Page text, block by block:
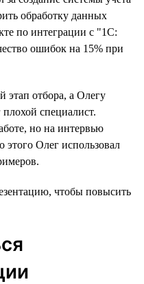
обработку данных
по интеграции с "1С:
ошибок на 15% при
этап отбора, а Олегу
специалист.
но на интервью
этого Олег использовал
чтобы повысить